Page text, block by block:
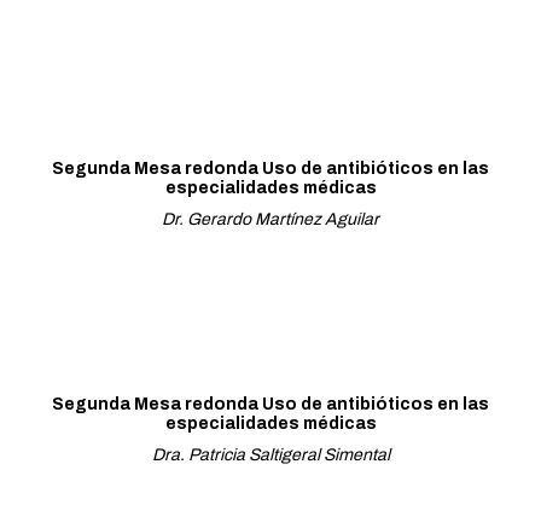
Segunda Mesa redonda Uso de antibióticos en las
especialidades médicas
Dr. Gerardo Martínez Aguilar
Segunda Mesa redonda Uso de antibióticos en las
especialidades médicas
Dra. Patricia Saltigeral Simental